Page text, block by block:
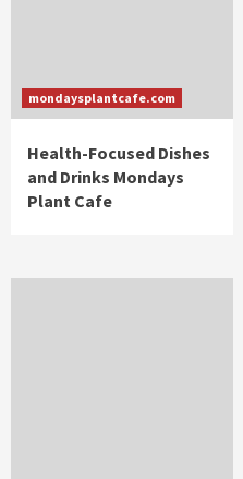
mondaysplantcafe.com
Health-Focused Dishes
and Drinks Mondays
Plant Cafe